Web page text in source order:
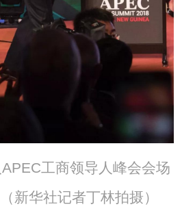
工商领导人峰会会场
新华社记者丁林拍摄）